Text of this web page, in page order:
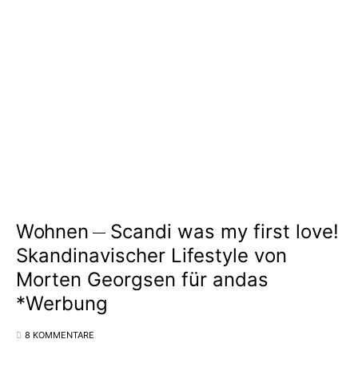
Wohnen
Scandi was my first love!
Skandinavischer Lifestyle von
Morten Georgsen für andas
*Werbung
8 KOMMENTARE